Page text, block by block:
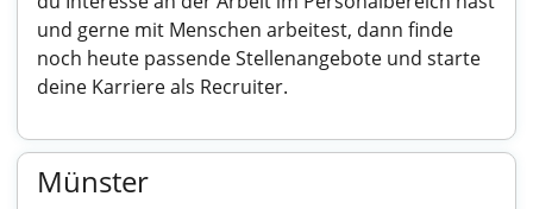
und gerne mit Menschen arbeitest, dann finde
noch heute passende Stellenangebote und starte
deine Karriere als Recruiter.
Münster